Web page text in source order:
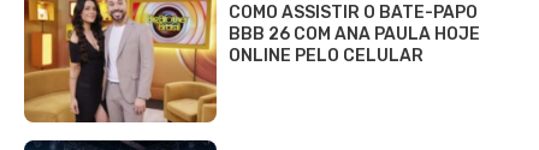
COMO ASSISTIR O BATE-PAPO
BBB 26 COM ANA PAULA HOJE
ONLINE PELO CELULAR